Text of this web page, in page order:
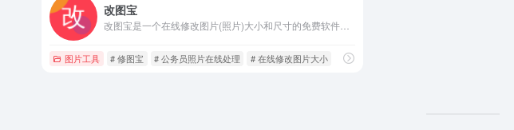
改图宝
图片工具 # 修图宝 # 公务员照片在线处理 # 在线修改图片大小